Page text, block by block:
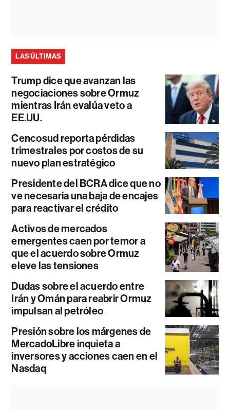
LAS ÚLTIMAS
Trump dice que avanzan las
negociaciones sobre Ormuz
mientras Irán evalúa veto a
EE.UU.
Cencosud reporta pérdidas
trimestrales por costos de su
nuevo plan estratégico
Presidente del BCRA dice que no
ve necesaria una baja de encajes
para reactivar el crédito
Activos de mercados
emergentes caen por temor a
que el acuerdo sobre Ormuz
eleve las tensiones
Dudas sobre el acuerdo entre
Irán y Omán para reabrir Ormuz
impulsan al petróleo
Presión sobre los márgenes de
MercadoLibre inquieta a
inversores y acciones caen en el
Nasdaq